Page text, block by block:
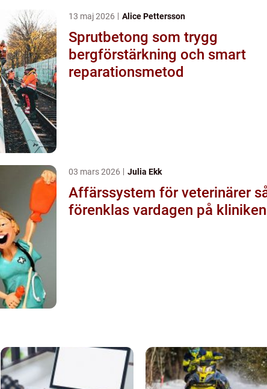
13 maj 2026 Alice Pettersson
Sprutbetong som trygg
bergförstärkning och smart
reparationsmetod
03 mars 2026 Julia Ekk
Affärssystem för veterinärer så
förenklas vardagen på kliniken